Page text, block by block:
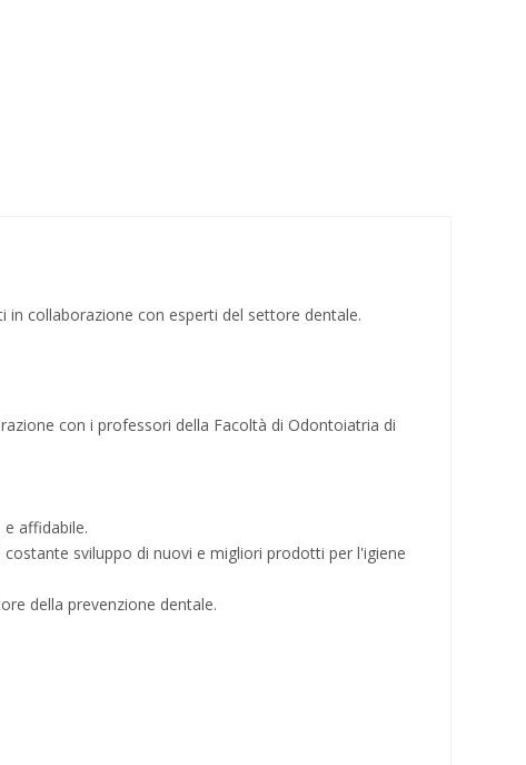
collaborazione con esperti del settore dentale.
con i professori della Facoltà di Odontoiatria di
affidabile.
sviluppo di nuovi e migliori prodotti per l'igiene
della prevenzione dentale.